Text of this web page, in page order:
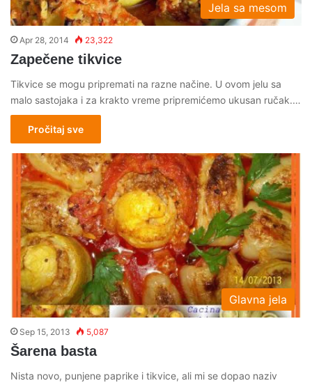
Jela sa mesom
Apr 28, 2014 23,322
Zapečene tikvice
Tikvice se mogu pripremati na razne načine. U ovom jelu sa
malo sastojaka i za krakto vreme pripremićemo ukusan ručak.…
Pročitaj sve
Glavna jela
Sep 15, 2013 5,087
Šarena basta
Nista novo, punjene paprike i tikvice, ali mi se dopao naziv